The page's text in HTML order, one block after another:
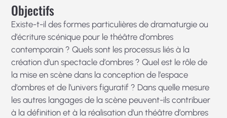
Objectifs
Existe-t-il des formes particulières de dramaturgie ou
d’écriture scénique pour le théâtre d’ombres
contemporain ? Quels sont les processus liés à la
création d’un spectacle d’ombres ? Quel est le rôle de
la mise en scène dans la conception de l’espace
d’ombres et de l’univers figuratif ? Dans quelle mesure
les autres langages de la scène peuvent-ils contribuer
à la définition et à la réalisation d’un théâtre d’ombres